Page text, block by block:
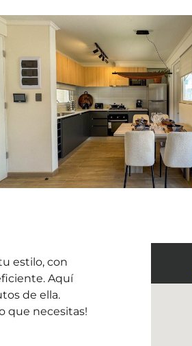
estilo, con
Aquí
de ella.
que necesitas!